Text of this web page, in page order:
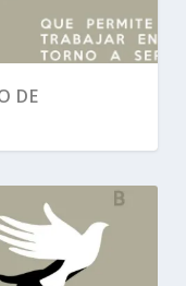
DE